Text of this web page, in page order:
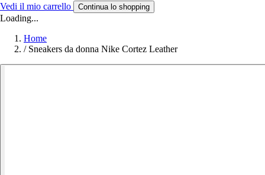
Vedi il mio carrello Continua lo shopping
Loading...
Home
/ Sneakers da donna Nike Cortez Leather